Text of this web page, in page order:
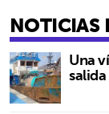
NOTICIAS
Una